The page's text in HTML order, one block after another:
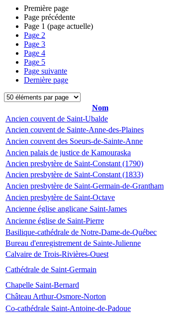
Première page
Page précédente
Page 1 (page actuelle)
Page 2
Page 3
Page 4
Page 5
Page suivante
Dernière page
Nom
Ancien couvent de Saint-Ubalde
Ancien couvent de Sainte-Anne-des-Plaines
Ancien couvent des Soeurs-de-Sainte-Anne
Ancien palais de justice de Kamouraska
Ancien presbytère de Saint-Constant (1790)
Ancien presbytère de Saint-Constant (1833)
Ancien presbytère de Saint-Germain-de-Grantham
Ancien presbytère de Saint-Octave
Ancienne église anglicane Saint-James
Ancienne église de Saint-Pierre
Basilique-cathédrale de Notre-Dame-de-Québec
Bureau d'enregistrement de Sainte-Julienne
Calvaire de Trois-Rivières-Ouest
Cathédrale de Saint-Germain
Chapelle Saint-Bernard
Château Arthur-Osmore-Norton
Co-cathédrale Saint-Antoine-de-Padoue